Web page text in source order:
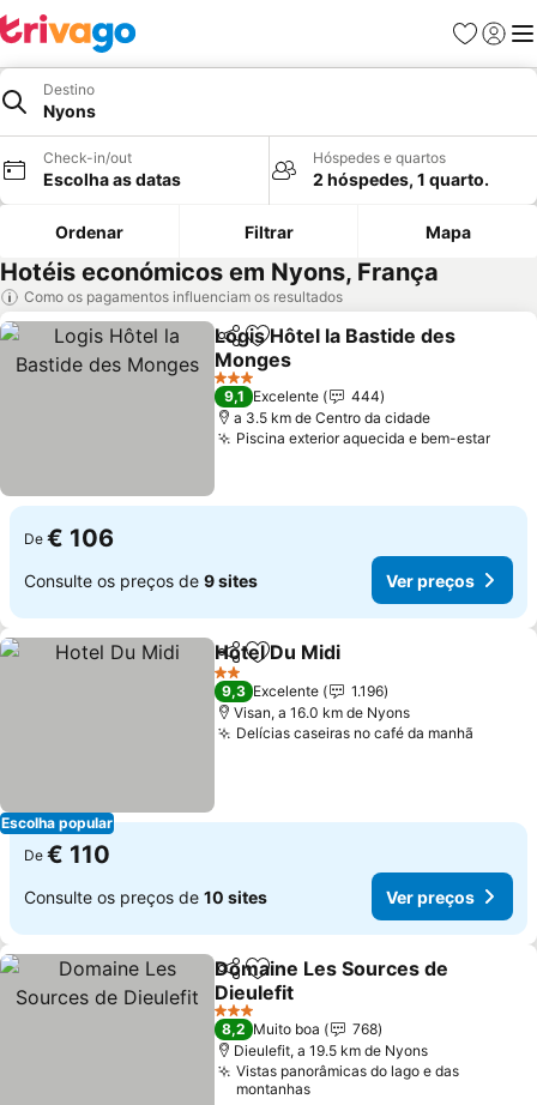
Favoritos
Iniciar
Destino
Nyons
Check-in/out
Escolha as datas
Hóspedes e quartos
2 hóspedes, 1 quarto.
Ordenar Filtrar Mapa
Hotéis económicos em Nyons, França
Como os pagamentos influenciam os resultados
PartilharAdicionar aos favoritos
Logis Hôtel la Bastide des
Monges
Ver preços
3 Estrelas
9,1 Excelente
444
a 3.5 km de Centro da cidade
Piscina exterior aquecida e bem-estarVer
De € 106
Consulte os preços de 9 sites Ver preços
Escolha popular
PartilharAdicionar aos favoritos
Hotel Du Midi
2 Estrelas
9,3 Excelente
1.196
Visan, a 16.0 km de Nyons
Delícias caseiras no café da manhã
De € 110
Consulte os preços de 10 sites Ver preços
PartilharAdicionar aos favoritos
Domaine Les Sources de
Dieulefit
Ver preços
3 Estrelas
8,2 Muito boa
768
Dieulefit, a 19.5 km de Nyons
Vistas panorâmicas do lago e das
montanhas